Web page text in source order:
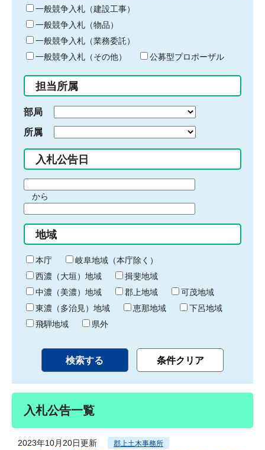
キ
ー
ワ
ー
ド
入
力
一般競争入札（建設工事）
一般競争入札（物品）
一般競争入札（業務委託）
一般競争入札（その他）
公募型プロポーザル
担当所属
部局
所属
入札公告日
間
始
り
から
間
終
わ
り
地域
本庁
岐阜地域（本庁除く）
西濃（大垣）地域
揖斐地域
中濃（美濃）地域
郡上地域
可茂地域
東濃（多治見）地域
恵那地域
下呂地域
飛騨地域
県外
入札公告一覧
2023年10月20日更新 郡上土木事務所